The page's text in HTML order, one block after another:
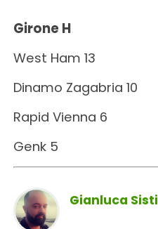
Girone H
West Ham 13
Dinamo Zagabria 10
Rapid Vienna 6
Genk 5
Gianluca Sisti